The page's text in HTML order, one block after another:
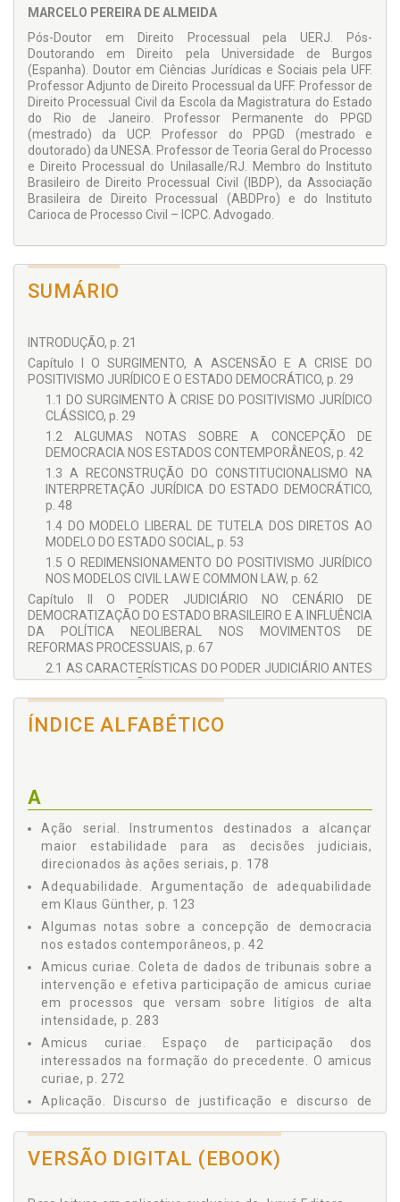
estudo de métodos de aplicação da norma jurídica, que
podem contribuir para o desenvolvimento de uma teoria
destinada a proporcionar mais legitimidade na construção do
precedente judicial empregado na solução das demandas
seriais.
A presente obra pretende, em síntese, discutir a introdução
de métodos pautados em precedentes judiciais no sistema
de tutela dos direitos no Brasil e se este modelo se mostra
legítimo na perspectiva do Estado Democrático de Direito.
Para a segunda edição, foram objeto de análise os métodos
incorporados pelo CPC/2015 que tratam da construção e
aplicação de precedentes judiciais e os instrumentos de
resolução de causas repetitivas, além de novos dados
coletados e catalogados nos tribunais brasileiros sobre o
valoração do contraditório por intermédio da participação
MARCELO PEREIRA DE ALMEIDA
Pós-Doutor em Direito Processual pela UERJ. Pós-
Doutorando em Direito pela Universidade de Burgos
(Espanha). Doutor em Ciências Jurídicas e Sociais pela UFF.
Professor Adjunto de Direito Processual da UFF. Professor de
Direito Processual Civil da Escola da Magistratura do Estado
do Rio de Janeiro. Professor Permanente do PPGD
(mestrado) da UCP. Professor do PPGD (mestrado e
doutorado) da UNESA. Professor de Teoria Geral do Processo
e Direito Processual do Unilasalle/RJ. Membro do Instituto
Brasileiro de Direito Processual Civil (IBDP), da Associação
Brasileira de Direito Processual (ABDPro) e do Instituto
Carioca de Processo Civil – ICPC. Advogado.
SUMÁRIO
INTRODUÇÃO, p. 21
Capítulo I O SURGIMENTO, A ASCENSÃO E A CRISE DO
POSITIVISMO JURÍDICO E O ESTADO DEMOCRÁTICO, p. 29
1.1 DO SURGIMENTO À CRISE DO POSITIVISMO JURÍDICO
CLÁSSICO, p. 29
1.2 ALGUMAS NOTAS SOBRE A CONCEPÇÃO DE
DEMOCRACIA NOS ESTADOS CONTEMPORÂNEOS, p. 42
1.3 A RECONSTRUÇÃO DO CONSTITUCIONALISMO NA
INTERPRETAÇÃO JURÍDICA DO ESTADO DEMOCRÁTICO,
p. 48
1.4 DO MODELO LIBERAL DE TUTELA DOS DIRETOS AO
MODELO DO ESTADO SOCIAL, p. 53
1.5 O REDIMENSIONAMENTO DO POSITIVISMO JURÍDICO
NOS MODELOS CIVIL LAW E COMMON LAW, p. 62
Capítulo II O PODER JUDICIÁRIO NO CENÁRIO DE
DEMOCRATIZAÇÃO DO ESTADO BRASILEIRO E A INFLUÊNCIA
DA POLÍTICA NEOLIBERAL NOS MOVIMENTOS DE
REFORMAS PROCESSUAIS, p. 67
2.1 AS CARACTERÍSTICAS DO PODER JUDICIÁRIO ANTES
DA CONSTITUIÇÃO DE 1988, p. 68
2.2 A MUDANÇA DE PERFIL DO PODER JUDICIÁRIO APÓS
A CONSTITUIÇÃO DE 1988, p. 90
PRESTAÇÃO JURISDICIONAL, p. 102
Capítulo III A CONSTRUÇÃO LEGÍTIMA DA DECISÃO JUDICIAL,
p. 111
3.1 NOTAS CONCEITUAIS SOBRE LEGITIMIDADE EM
HABERMAS, p. 112
3.2 INTERPRETAÇÃO JURÍDICA - CONFRONTO DE
PARADIGMAS, p. 119
3.3 DISCURSO DE JUSTIFICAÇÃO E DISCURSO DE
3.4 ARGUMENTAÇÃO DE ADEQUABILIDADE EM KLAUS
GÜNTHER, p. 123
3.5 A TEORIA DISCURSIVA DO DIREITO DE JÜRGEN
HABERMAS, p. 128
3.6 A PROPOSTA DE RACIONALIZAR O PROCEDIMENTO
PARA A FUNDAMENTAÇÃO DAS DECISÕES JUDICIAIS NO
CÓDIGO DE PROCESSO CIVIL DE 2015, p. 142
Capítulo IV O EMPREGO DE PRECEDENTES COMO FORMA DE
DE MASSA, p. 147
4.1 NOTAS SOBRE AS BASES TEÓRICAS DOS
PRECEDENTES JUDICIAIS, p. 148
ÍNDICE ALFABÉTICO
A
Ação serial. Instrumentos destinados a alcançar
maior estabilidade para as decisões judiciais,
direcionados às ações seriais, p. 178
Adequabilidade. Argumentação de adequabilidade
em Klaus Günther, p. 123
Algumas notas sobre a concepção de democracia
nos estados contemporâneos, p. 42
Amicus curiae. Coleta de dados de tribunais sobre a
intervenção e efetiva participação de amicus curiae
em processos que versam sobre litígios de alta
intensidade, p. 283
Amicus curiae. Espaço de participação dos
interessados na formação do precedente. O amicus
curiae, p. 272
Aplicação. Discurso de justificação e discurso de
p. 123
VERSÃO DIGITAL (EBOOK)